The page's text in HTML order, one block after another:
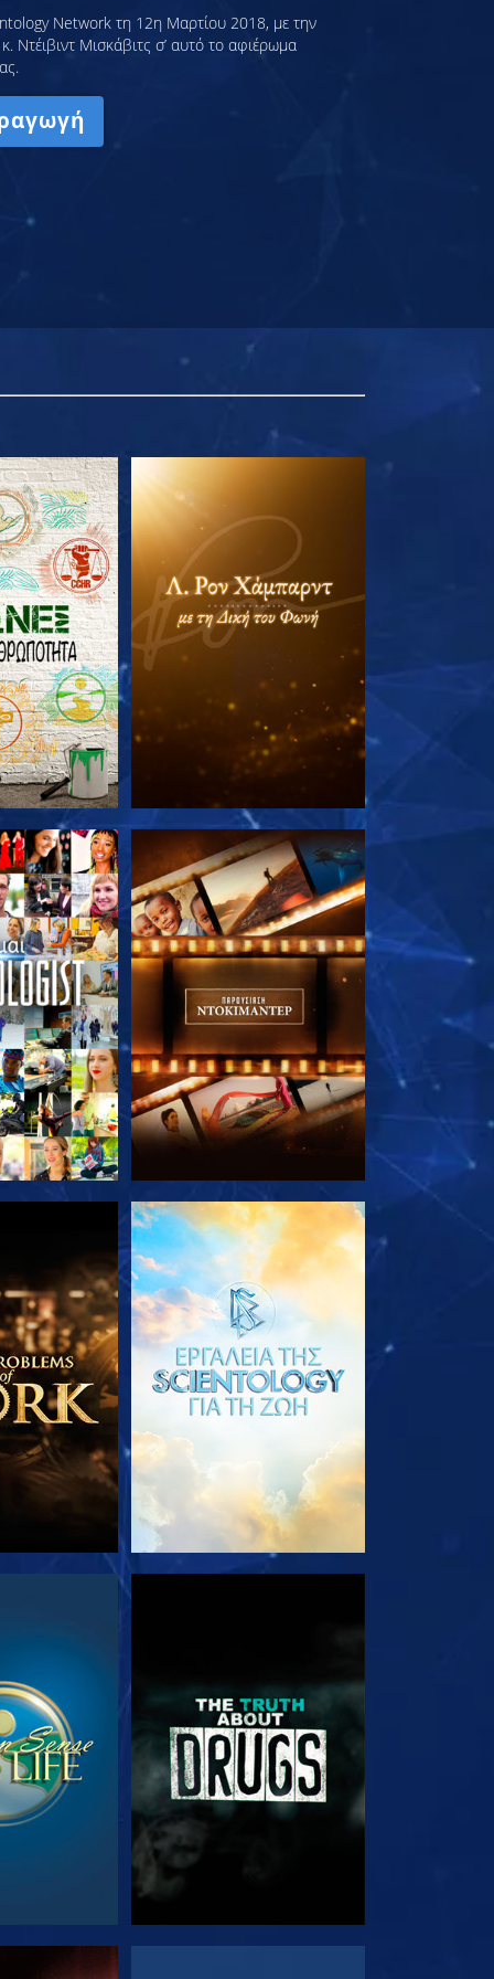
Network τη 12η Μαρτίου 2018, με την
Ντέιβιντ Μισκάβιτς σ’ αυτό το αφιέρωμα
ΤΗ ΣΕΙΡΑ ΕΞΕΡΕΥΝΗΣΤΕ ΤΗ ΣΕΙΡΑ
ΤΗ ΣΕΙΡΑ ΕΞΕΡΕΥΝΗΣΤΕ ΤΗ ΣΕΙΡΑ